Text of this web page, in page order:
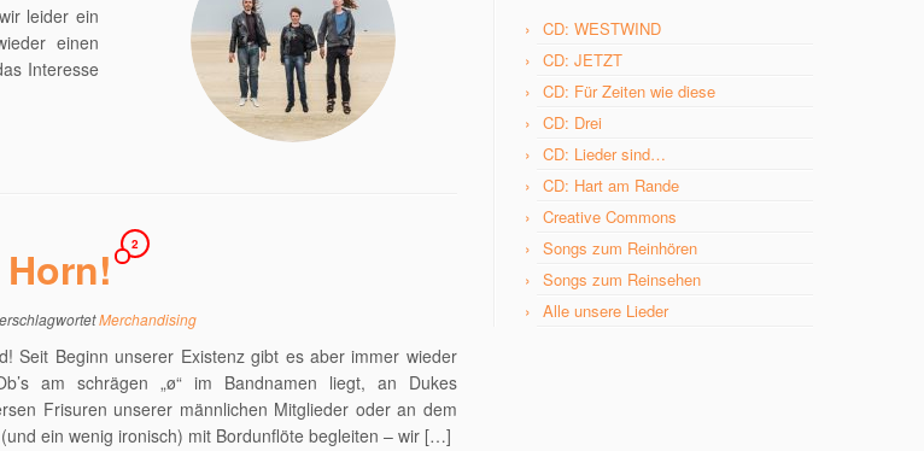
leider ein
einen
Interesse
2
Merchandising
Seit Beginn unserer Existenz gibt es aber immer wieder
am schrägen „ø“ im Bandnamen liegt, an Dukes
Frisuren unserer männlichen Mitglieder oder an dem
ein wenig ironisch) mit Bordunflöte begleiten – wir […]
CD: WESTWIND
CD: JETZT
CD: Für Zeiten wie diese
CD: Drei
CD: Lieder sind…
CD: Hart am Rande
Creative Commons
Songs zum Reinhören
Songs zum Reinsehen
Alle unsere Lieder